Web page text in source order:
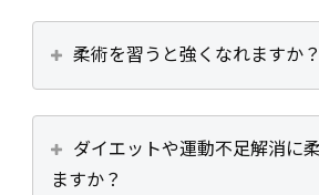
柔術を習うと強くなれますか？
ダイエットや運動不足解消に
ますか？